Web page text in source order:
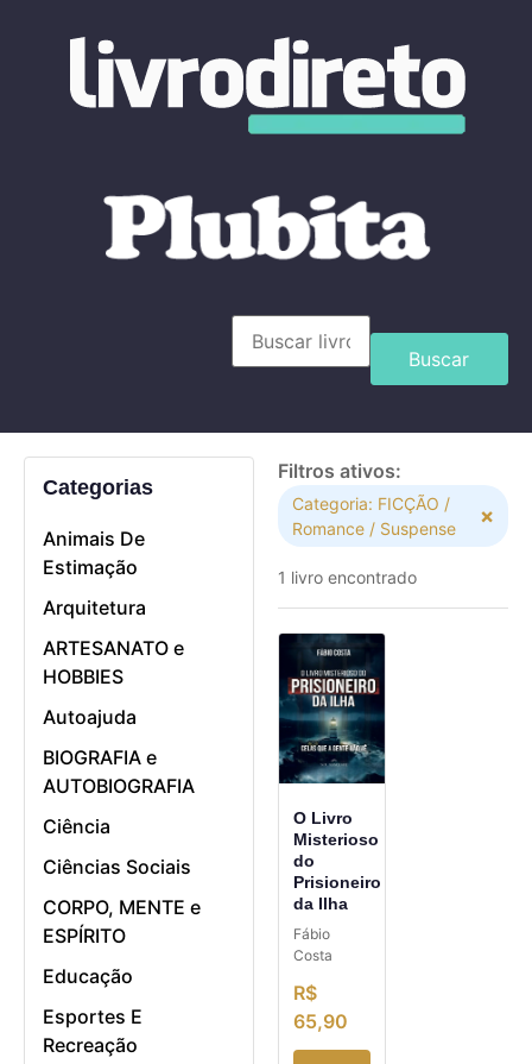
Buscar
Categorias
Animais De
Estimação
Arquitetura
ARTESANATO e
HOBBIES
Autoajuda
BIOGRAFIA e
AUTOBIOGRAFIA
Ciência
Ciências Sociais
CORPO, MENTE e
ESPÍRITO
Educação
Esportes E
Recreação
Filtros ativos:
Categoria: FICÇÃO /
Romance / Suspense
×
1 livro encontrado
O Livro
Misterioso
do
Prisioneiro
da Ilha
Fábio
Costa
R$
65,90